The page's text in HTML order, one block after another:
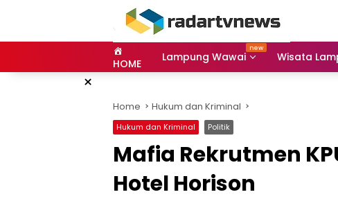
HOME Lampung Wawai Wisata
×
Home Hukum dan Kriminal
Hukum dan Kriminal Politik
Mafia Rekrutmen
Hotel Horison